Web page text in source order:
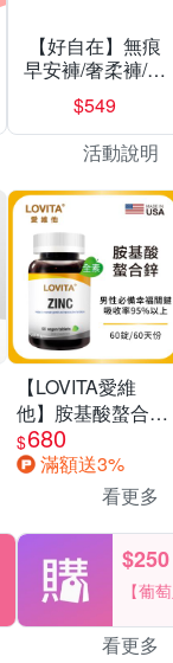
【好自在】無痕
早安褲/奢柔褲/熊
抱安睡褲 超值組
任選一組 -生理
褲/衛生棉褲(無痕
褲18片、安睡褲
24片)
$549
活動說明
【LOVITA愛維
他】胺基酸螯合鋅
x2瓶30mg素食錠
(鋅錠)
$680
滿額送3%
看更多
$250
【葡
品滿
看更多